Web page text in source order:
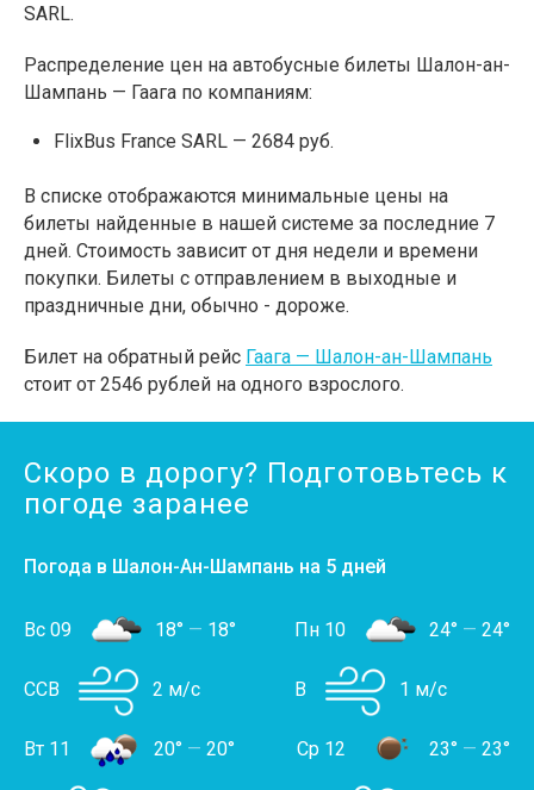
SARL.
Распределение цен на автобусные билеты Шалон-ан-
Шампань — Гаага по компаниям:
FlixBus France SARL — 2684 руб.
В списке отображаются минимальные цены на
билеты найденные в нашей системе за последние 7
дней. Стоимость зависит от дня недели и времени
покупки. Билеты с отправлением в выходные и
праздничные дни, обычно - дороже.
Билет на обратный рейс Гаага — Шалон-ан-Шампань
стоит от 2546 рублей на одного взрослого.
Скоро в дорогу? Подготовьтесь к
погоде заранее
Погода в Шалон-Ан-Шампань на 5 дней
Вс 09 18° — 18°
ССВ 2 м/с
Пн 10 24° — 24°
В 1 м/с
Вт 11 20° — 20° Ср 12 23° — 23°